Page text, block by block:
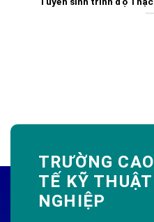
TRƯỜNG
TẾ KỸ THUẬT
NGHIỆP